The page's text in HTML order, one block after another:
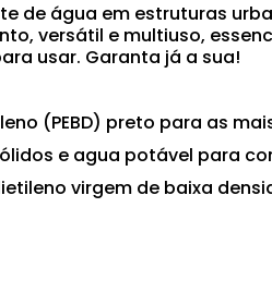
de água em estruturas
versátil e multiuso,
usar. Garanta já a sua!
(PEBD) preto para as
e agua potável para
virgem de baixa